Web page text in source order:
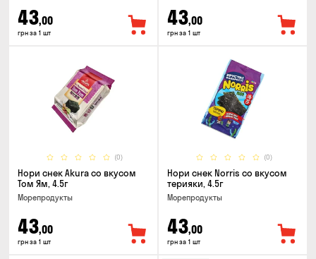
43,00
грн за 1 шт
43,00
грн за 1 шт
(0)
Нори снек Akura со вкусом
Том Ям, 4.5г
Морепродукты
43,00
грн за 1 шт
(0)
Нори снек Norris со вкусом
терияки, 4.5г
Морепродукты
43,00
грн за 1 шт